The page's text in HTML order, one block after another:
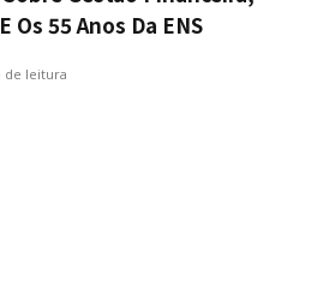
Os 55 Anos Da ENS
de leitura